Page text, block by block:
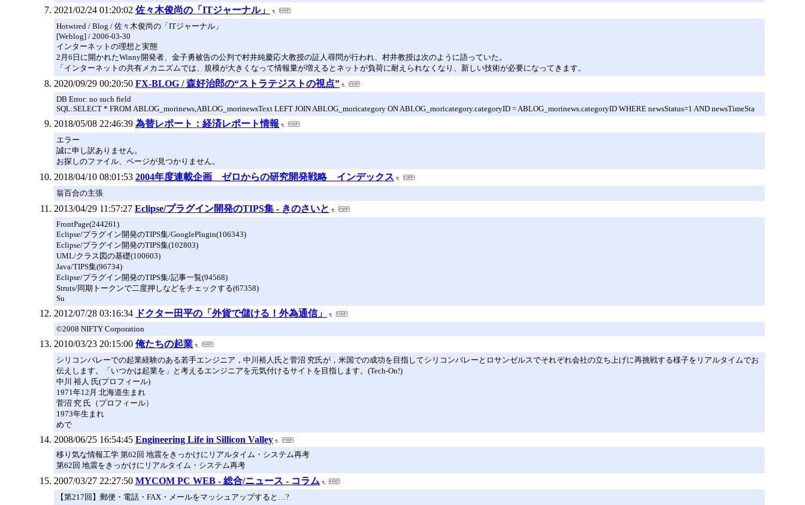
2021/02/24 01:20:02 佐々木俊尚の「ITジャーナル」
Hotwired / Blog / 佐々木俊尚の「ITジャーナル」
[Weblog] / 2006-03-30
インターネットの理想と実態
2月6日に開かれたWinny開発者、金子勇被告の公判で村井純慶応大教授の証人尋問が行われ、村井教授は次のように語っていた。
「インターネットの共有メカニズムでは、規模が大きくなって情報量が増えるとネットが負荷に耐えられなくなり、新しい技術が必要になってきます。
2020/09/29 00:20:50 FX-BLOG / 森好治郎の“ストラテジストの視点”
DB Error: no such field
SQL:SELECT * FROM ABLOG_morinews,ABLOG_morinewsText LEFT JOIN ABLOG_moricategory ON ABLOG_moricategory.categoryID = ABLOG_morinews.categoryID WHERE newsStatus=1 AND newsTimeSta
2018/05/08 22:46:39 為替レポート：経済レポート情報
エラー
誠に申し訳ありません。
お探しのファイル、ページが見つかりません。
2018/04/10 08:01:53 2004年度連載企画 ゼロからの研究開発戦略 インデックス
翁百合の主張
2013/04/29 11:57:27 Eclipse/プラグイン開発のTIPS集 - きのさいと
FrontPage(244261)
Eclipse/プラグイン開発のTIPS集/GooglePlugin(106343)
Eclipse/プラグイン開発のTIPS集(102803)
UML/クラス図の基礎(100603)
Java/TIPS集(96734)
Eclipse/プラグイン開発のTIPS集/記事一覧(94568)
Struts/同期トークンで二度押しなどをチェックする(67358)
Su
2012/07/28 03:16:34 ドクター田平の「外貨で儲ける！外為通信」
©2008 NIFTY Corporation
2010/03/23 20:15:00 俺たちの起業
シリコンバレーでの起業経験のある若手エンジニア，中川裕人氏と菅沼 究氏が，米国での成功を目指してシリコンバレーとロサンゼルスでそれぞれ会社の立ち上げに再挑戦する様子をリアルタイムでお
伝えします。「いつかは起業を」と考えるエンジニアを元気付けるサイトを目指します。(Tech-On!)
中川 裕人 氏(プロフィール)
1971年12月 北海道生まれ
菅沼 究 氏（プロフィール）
1973年生まれ
めで
2008/06/25 16:54:45 Engineering Life in Sillicon Valley
移り気な情報工学 第62回 地震をきっかけにリアルタイム・システム再考
第62回 地震をきっかけにリアルタイム・システム再考
2007/03/27 22:27:50 MYCOM PC WEB - 総合/ニュース - コラム
【第217回】郵便・電話・FAX・メールをマッシュアップすると…?